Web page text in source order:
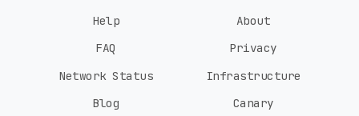
Help
FAQ
Network Status
Blog
About
Privacy
Infrastructure
Canary